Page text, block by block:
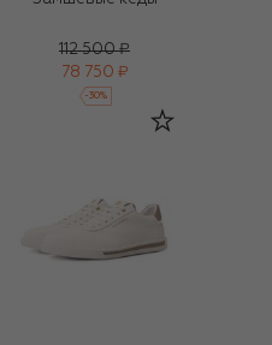
112 500 ₽
78 750 ₽
-30%